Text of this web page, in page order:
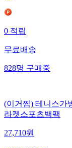
0적립
무료배송
828명구매중
(이거찜) 테니스가
라켓스포츠백팩
27,710원